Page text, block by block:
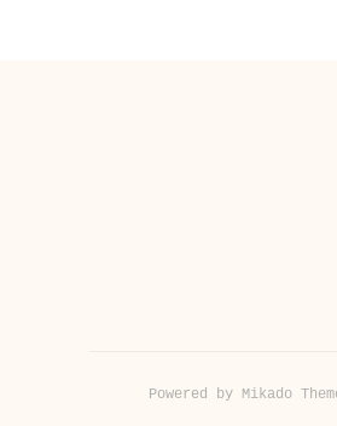
Powered by Mikado